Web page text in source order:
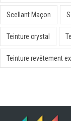
Scellant Maçon
Teinture crystal
Teinture revêtement